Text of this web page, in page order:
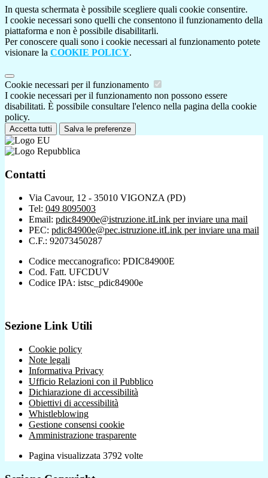
In questa schermata è possibile scegliere quali cookie consentire.
I cookie necessari sono quelli che consentono il funzionamento della
piattaforma e non è possibile disabilitarli.
Per conoscere quali sono i cookie necessari al funzionamento potete
visionare la COOKIE POLICY.
Cookie necessari per il funzionamento
I cookie necessari per il funzionamento non possono essere
disabilitati. È possibile consultare l'elenco nella pagina della cookie
policy.
Accetta tutti Salva le preferenze
Contatti
Via Cavour, 12 - 35010 VIGONZA (PD)
Tel: 049 8095003
Email: pdic84900e@istruzione.itLink per inviare una mail
PEC: pdic84900e@pec.istruzione.itLink per inviare una mail
C.F.: 92073450287
Codice meccanografico: PDIC84900E
Cod. Fatt. UFCDUV
Codice IPA: istsc_pdic84900e
Sezione Link Utili
Cookie policy
Note legali
Informativa Privacy
Ufficio Relazioni con il Pubblico
Dichiarazione di accessibilità
Obiettivi di accessibilità
Whistleblowing
Gestione consensi cookie
Amministrazione trasparente
Pagina visualizzata 3792 volte